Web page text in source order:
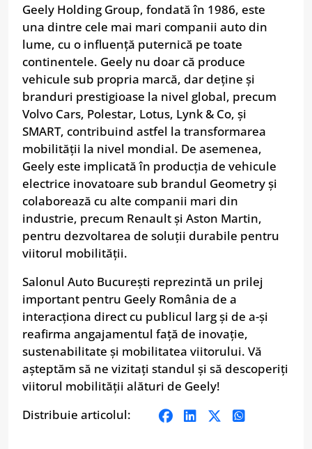
Geely Holding Group, fondată în 1986, este
una dintre cele mai mari companii auto din
lume, cu o influență puternică pe toate
continentele. Geely nu doar că produce
vehicule sub propria marcă, dar deține și
branduri prestigioase la nivel global, precum
Volvo Cars, Polestar, Lotus, Lynk & Co, și
SMART, contribuind astfel la transformarea
mobilității la nivel mondial. De asemenea,
Geely este implicată în producția de vehicule
electrice inovatoare sub brandul Geometry și
colaborează cu alte companii mari din
industrie, precum Renault și Aston Martin,
pentru dezvoltarea de soluții durabile pentru
viitorul mobilității.
Salonul Auto București reprezintă un prilej
important pentru Geely România de a
interacționa direct cu publicul larg și de a-și
reafirma angajamentul față de inovație,
sustenabilitate și mobilitatea viitorului. Vă
așteptăm să ne vizitați standul și să descoperiți
viitorul mobilității alături de Geely!
Distribuie articolul: